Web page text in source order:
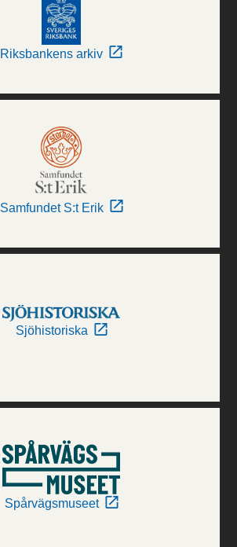
Riksbankens arkiv
Samfundet S:t Erik
Sjöhistoriska
Spårvägsmuseet